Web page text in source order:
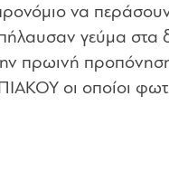
να
γεύμα στα
πρωινή προπόνηση.
οι οποίοι